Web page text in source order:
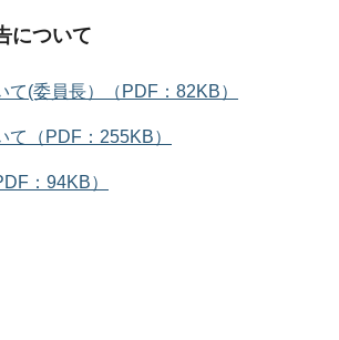
について
(委員長）（PDF：82KB）
（PDF：255KB）
：94KB）